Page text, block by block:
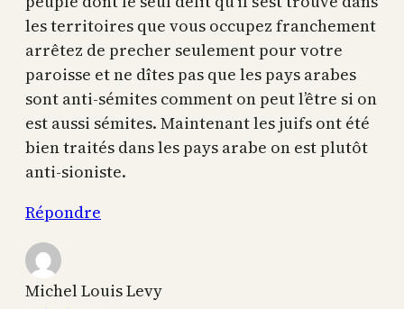
les territoires que vous occupez franchement
arrêtez de precher seulement pour votre
paroisse et ne dîtes pas que les pays arabes
sont anti-sémites comment on peut l’être si on
est aussi sémites. Maintenant les juifs ont été
bien traités dans les pays arabe on est plutôt
anti-sioniste.
Répondre
Michel Louis Levy